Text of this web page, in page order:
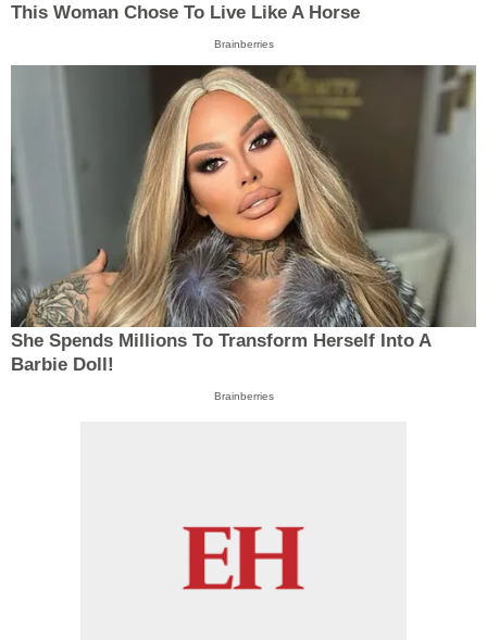
This Woman Chose To Live Like A Horse
Brainberries
She Spends Millions To Transform Herself Into A
Barbie Doll!
Brainberries